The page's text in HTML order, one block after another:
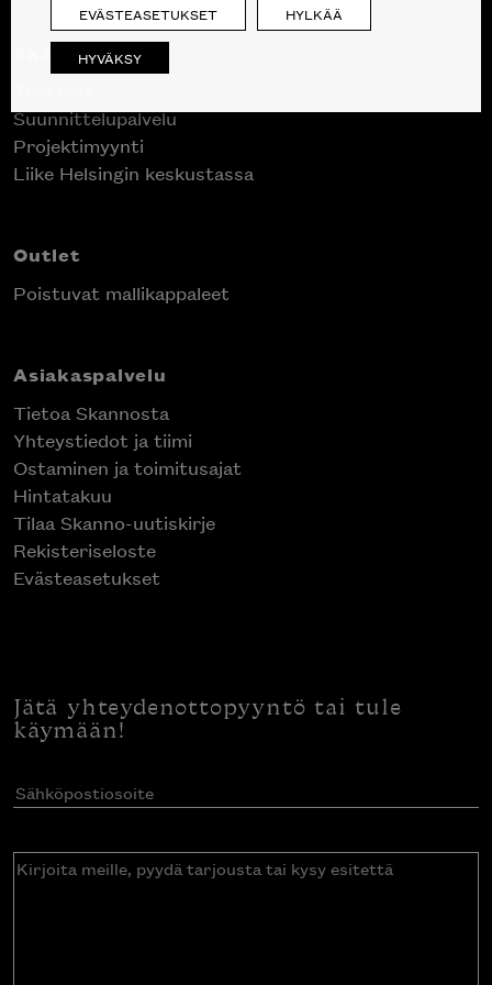
Skanno
Suunnittelupalvelu
Projektimyynti
Liike Helsingin keskustassa
Outlet
Poistuvat mallikappaleet
Asiakaspalvelu
Tietoa Skannosta
Yhteystiedot ja tiimi
Ostaminen ja toimitusajat
Hintatakuu
Tilaa Skanno-uutiskirje
Rekisteriseloste
Evästeasetukset
Jätä yhteydenottopyyntö tai tule
käymään!
Sähköpostiosoite(Pakollinen)
Kirjoita
EVÄSTEASETUKSET HYLKÄÄ
HYVÄKSY